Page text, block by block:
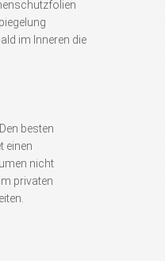
im Inneren die
besten
einen
nicht
privaten